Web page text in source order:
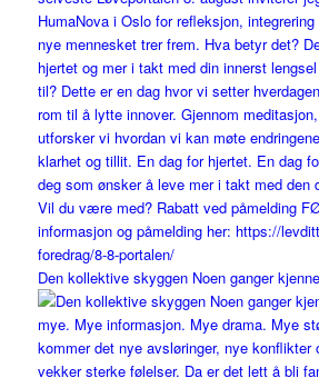
Den kollektive skyggen Noen ganger